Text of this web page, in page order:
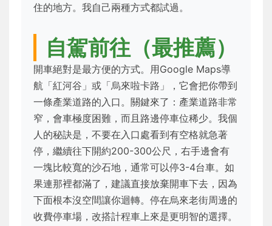
住的地方。我自己兩種方式都試過。
自駕前往（最推薦）
開車絕對是最方便的方式。用Google Maps導
航「紅河谷」或「烏來啦卡路」，它會把你帶到
一條產業道路的入口。關鍵來了：產業道路非常
窄，會車極度困難，而且路邊停車位稀少。我個
人的秘訣是，不要在入口處看到有空格就急著
停，繼續往下開約200-300公尺，右手邊會有
一塊比較寬的沙石地，通常可以停3-4台車。如
果連那裡都滿了，建議直接放棄開車下去，因為
下面根本沒空間讓你迴轉。停在烏來老街周邊的
收費停車場，改搭計程車上來是更明智的選擇。